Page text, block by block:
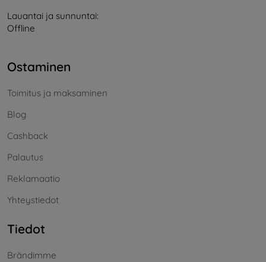
Lauantai ja sunnuntai:
Offline
Ostaminen
Toimitus ja maksaminen
Blog
Cashback
Palautus
Reklamaatio
Yhteystiedot
Tiedot
Brändimme